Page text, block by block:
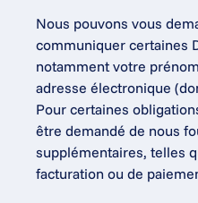
Nous pouvons vous
communiquer certaines
notamment votre
adresse électronique
Pour certaines
être demandé de nous
supplémentaires, telles
facturation ou de